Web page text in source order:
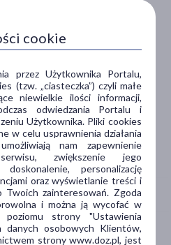
cookie
przez Użytkownika Portalu,
(tzw. „ciasteczka”) czyli małe
niewielkie ilości informacji,
odwiedzania Portalu i
Użytkownika. Pliki cookies
w celu usprawnienia działania
nam zapewnienie
zwiększenie jego
personalizację
oraz wyświetlanie treści i
Twoich zainteresowań. Zgoda
i można ją wycofać w
strony "Ustawienia
danych osobowych Klientów,
strony www.doz.pl, jest